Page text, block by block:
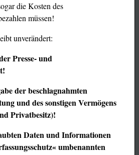
die Kosten des
müssen!
unverändert:
Presse- und
der beschlagnahmten
und des sonstigen Vermögens
Privatbesitz)!
Daten und Informationen
umbenannten